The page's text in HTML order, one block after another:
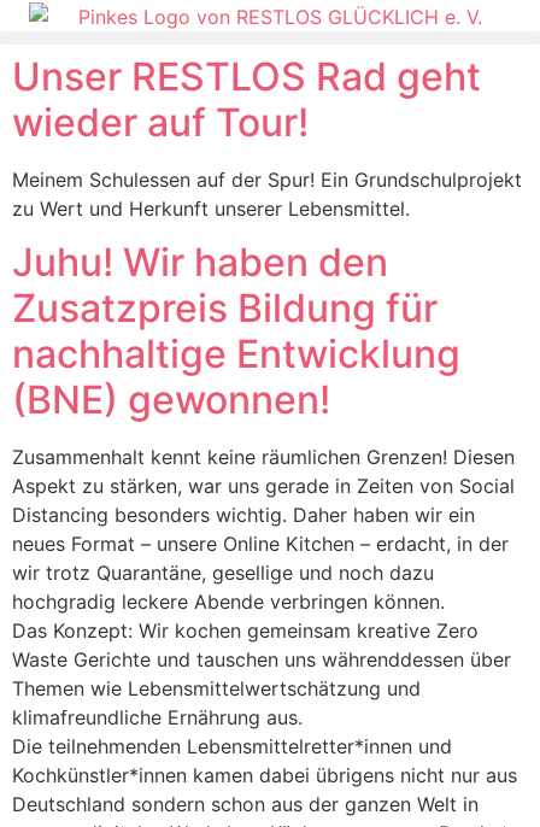
Unser RESTLOS Rad geht
wieder auf Tour!
Meinem Schulessen auf der Spur! Ein Grundschulprojekt
zu Wert und Herkunft unserer Lebensmittel.
Juhu! Wir haben den
Zusatzpreis Bildung für
nachhaltige Entwicklung
(BNE) gewonnen!
Zusammenhalt kennt keine räumlichen Grenzen! Diesen
Aspekt zu stärken, war uns gerade in Zeiten von Social
Distancing besonders wichtig. Daher haben wir ein
neues Format – unsere Online Kitchen – erdacht, in der
wir trotz Quarantäne, gesellige und noch dazu
hochgradig leckere Abende verbringen können.
Das Konzept: Wir kochen gemeinsam kreative Zero
Waste Gerichte und tauschen uns währenddessen über
Themen wie Lebensmittelwertschätzung und
klimafreundliche Ernährung aus.
Die teilnehmenden Lebensmittelretter*innen und
Kochkünstler*innen kamen dabei übrigens nicht nur aus
Deutschland sondern schon aus der ganzen Welt in